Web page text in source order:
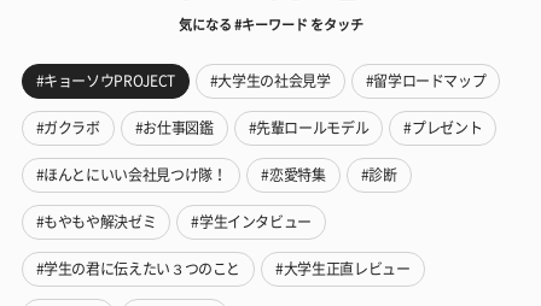
気になる #キーワード をタッチ
#キョーソウPROJECT #大学生の社会見学 #留学ロードマップ
#ガクラボ #お仕事図鑑 #先輩ロールモデル #プレゼント
#ほんとにいい会社見つけ隊！ #恋愛特集 #診断
#もやもや解決ゼミ #学生インタビュー
#学生の君に伝えたい３つのこと #大学生正直レビュー